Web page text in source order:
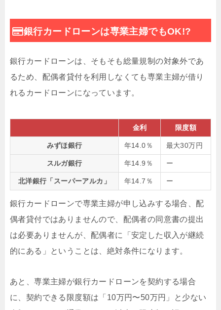
銀行カードローンは専業主婦でもOK!?
銀行カードローンは、そもそも総量規制の対象外であ
るため、配偶者貸付を利用しなくても専業主婦が借り
れるカードローンになっています。
金利 限度額
みずほ銀行 年14.0％ 最大30万円
スルガ銀行 年14.9％ ー
北洋銀行「スーパーアルカ」 年14.7％ ー
銀行カードローンで専業主婦が申し込みする場合、配
偶者貸付ではありませんので、配偶者の同意書の提出
は必要ありませんが、配偶者に「安定した収入が継続
的にある」ということは、絶対条件になります。
あと、専業主婦が銀行カードローンを契約する場合
に、契約できる限度額は「10万円〜50万円」と少ない